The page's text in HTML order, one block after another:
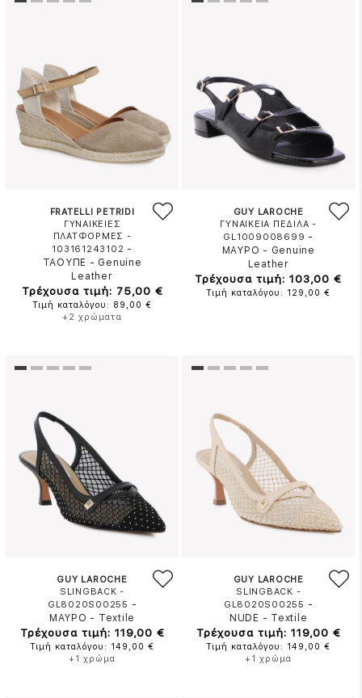
FRATELLI PETRIDI
ΓΥΝΑΙΚΕΙΕΣ
ΠΛΑΤΦΟΡΜΕΣ -
103161243102 -
ΤΑΟΥΠΕ - Genuine
Leather
Τρέχουσα τιμή: 75,00 €
Τιμή καταλόγου: 89,00 €
+2 χρώματα
GUY LAROCHE
ΓΥΝΑΙΚΕΙΑ ΠΕΔΙΛΑ -
GL1009008699 -
ΜΑΥΡΟ - Genuine
Leather
Τρέχουσα τιμή: 103,00 €
Τιμή καταλόγου: 129,00 €
GUY LAROCHE
SLINGBACK -
GL8020S00255 -
ΜΑΥΡΟ - Textile
Τρέχουσα τιμή: 119,00 €
Τιμή καταλόγου: 149,00 €
+1 χρώμα
GUY LAROCHE
SLINGBACK -
GL8020S00255 -
NUDE - Textile
Τρέχουσα τιμή: 119,00 €
Τιμή καταλόγου: 149,00 €
+1 χρώμα